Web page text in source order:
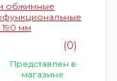
обжимные
мм
(0)
Представлен в
магазине